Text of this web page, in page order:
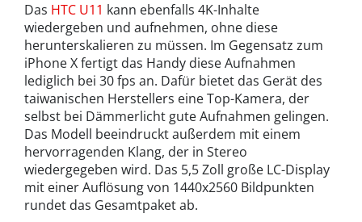
Das HTC U11 kann ebenfalls 4K-Inhalte
wiedergeben und aufnehmen, ohne diese
herunterskalieren zu müssen. Im Gegensatz zum
iPhone X fertigt das Handy diese Aufnahmen
lediglich bei 30 fps an. Dafür bietet das Gerät des
taiwanischen Herstellers eine Top-Kamera, der
selbst bei Dämmerlicht gute Aufnahmen gelingen.
Das Modell beeindruckt außerdem mit einem
hervorragenden Klang, der in Stereo
wiedergegeben wird. Das 5,5 Zoll große LC-Display
mit einer Auflösung von 1440x2560 Bildpunkten
rundet das Gesamtpaket ab.